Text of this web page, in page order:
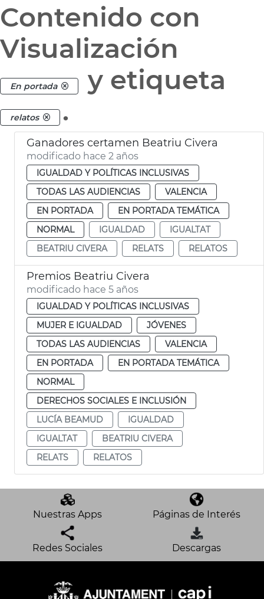
Contenido con
Visualización
En portada y etiqueta
relatos .
Ganadores certamen Beatriu Civera
modificado hace 2 años
IGUALDAD Y POLÍTICAS INCLUSIVAS
TODAS LAS AUDIENCIAS
VALENCIA
EN PORTADA
EN PORTADA TEMÁTICA
NORMAL
IGUALDAD
IGUALTAT
BEATRIU CIVERA
RELATS RELATOS
Premios Beatriu Civera
modificado hace 5 años
IGUALDAD Y POLÍTICAS INCLUSIVAS
MUJER E IGUALDAD
JÓVENES
TODAS LAS AUDIENCIAS
VALENCIA
EN PORTADA
EN PORTADA TEMÁTICA
NORMAL
DERECHOS SOCIALES E INCLUSIÓN
LUCÍA BEAMUD
IGUALDAD
IGUALTAT
BEATRIU CIVERA
RELATS
RELATOS
Nuestras Apps Páginas de Interés
Redes Sociales Descargas